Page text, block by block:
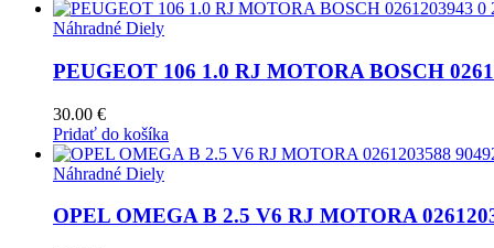
Náhradné Diely
PEUGEOT 106 1.0 RJ MOTORA BOSCH
30.00 €
Pridať do košíka
Náhradné Diely
OPEL OMEGA B 2.5 V6 RJ MOTORA